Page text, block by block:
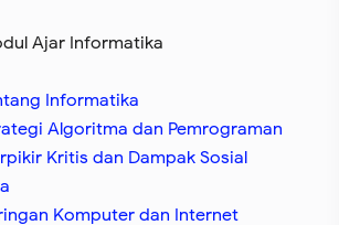
Ajar Informatika
Informatika
Algoritma dan Pemrograman
Kritis dan Dampak Sosial
Komputer dan Internet